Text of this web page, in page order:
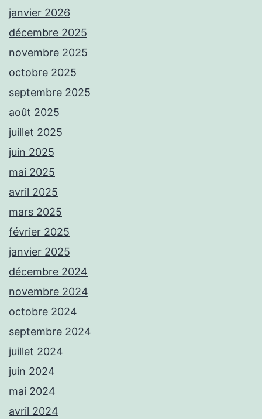
janvier 2026
décembre 2025
novembre 2025
octobre 2025
septembre 2025
août 2025
juillet 2025
juin 2025
mai 2025
avril 2025
mars 2025
février 2025
janvier 2025
décembre 2024
novembre 2024
octobre 2024
septembre 2024
juillet 2024
juin 2024
mai 2024
avril 2024